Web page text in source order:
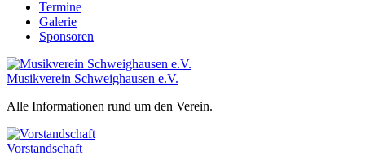
Termine
Galerie
Sponsoren
Musikverein Schweighausen e.V.
Alle Informationen rund um den Verein.
Vorstandschaft